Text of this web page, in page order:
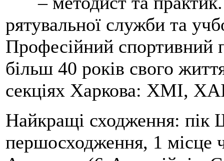
рятувальної служби та
Професійний спортивний
більш 40 років свого
секціях Харкова: ХМІ,
Найкращі сходження: пік
першосходження, 1 місце